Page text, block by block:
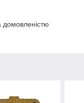
домовленістю